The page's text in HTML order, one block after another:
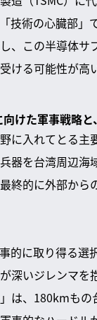
技術の心臓部」
、この半導体サ
ける可能性が
けた軍事戦略
に入れてとる
器を台湾周辺
終的に外部から
的に取り得る
深いジレンマを
」は、180kmも